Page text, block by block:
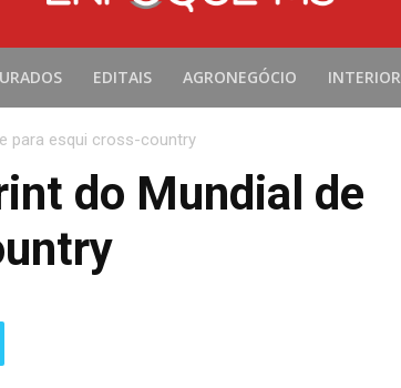
EDITAIS AGRONEGÓCIO INTERIOR
para esqui cross-country
do Mundial de